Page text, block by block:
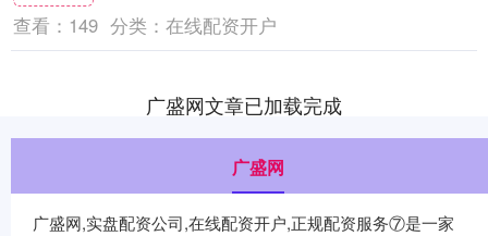
查看： 149 分类： 在线配资开户
广盛网文章已加载完成
广盛网
广盛网,实盘配资公司,在线配资开户,正规配资服务⑦是一家